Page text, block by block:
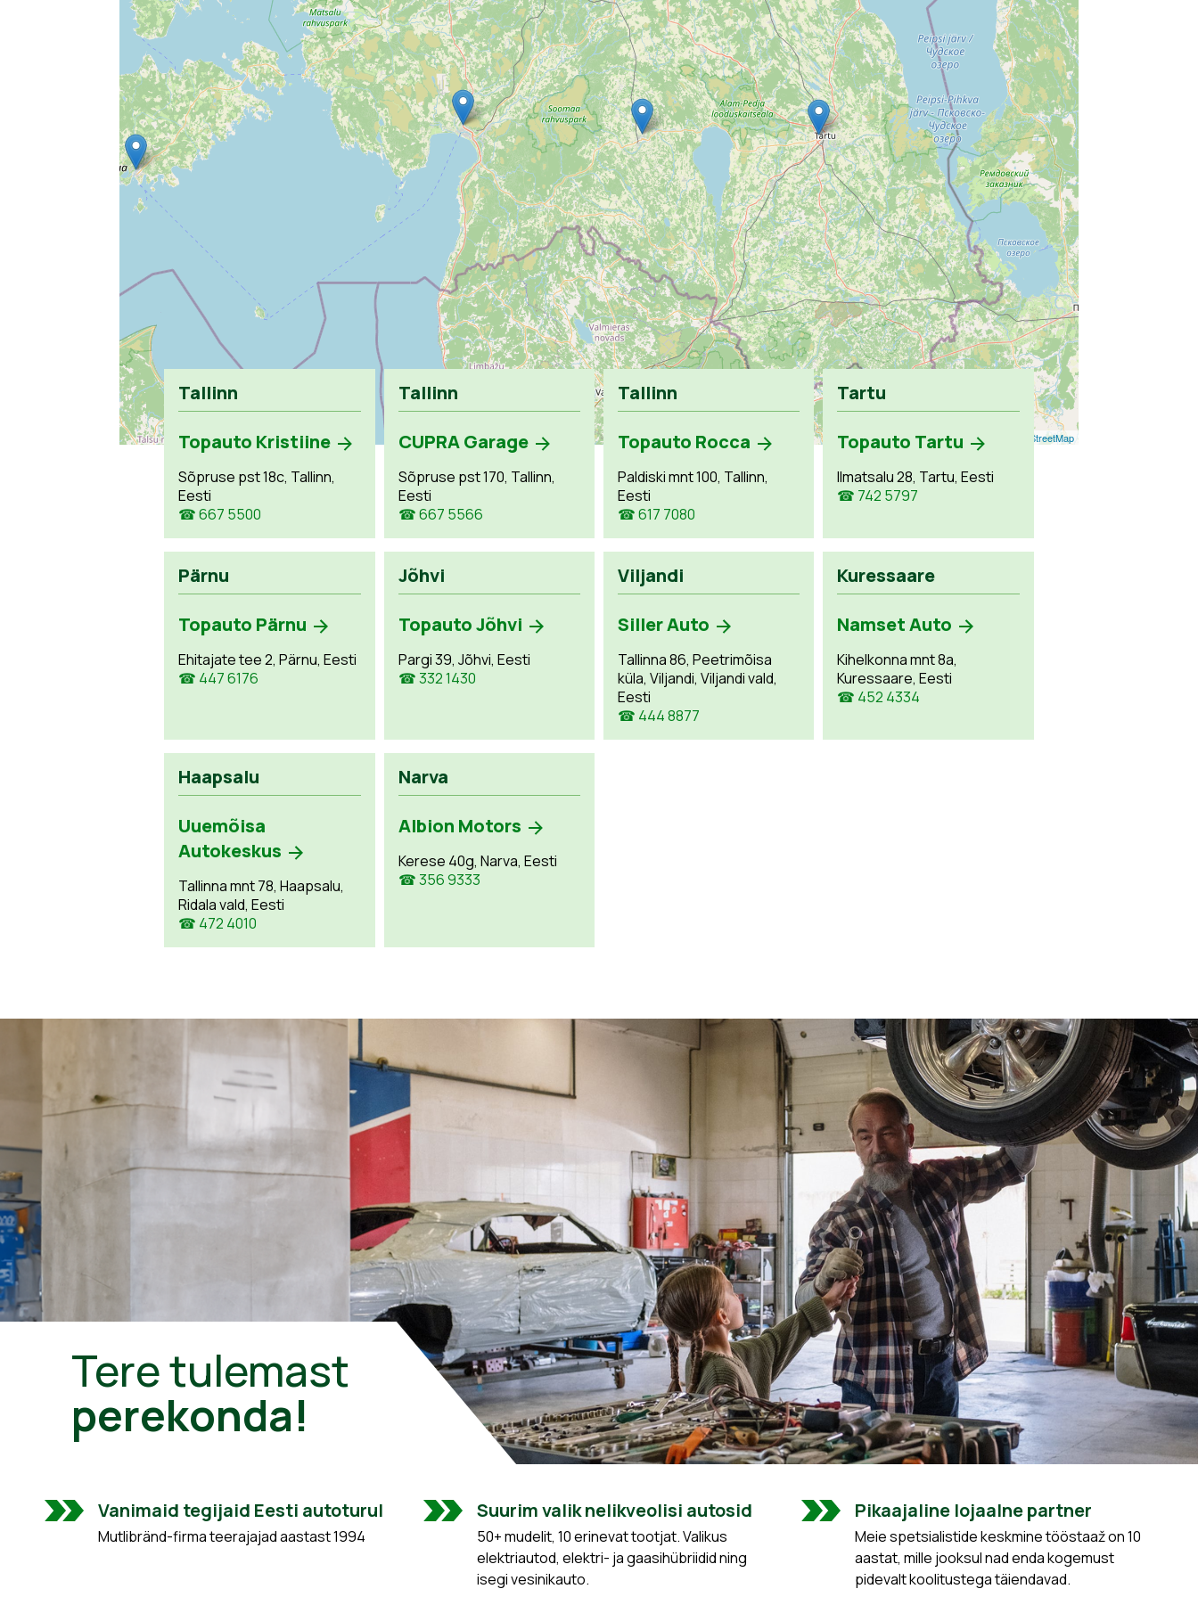
Leaflet OpenStreetMap
Tallinn
Topauto Kristiine
Sõpruse pst 18c, Tallinn,
Eesti
☎ 667 5500
Tallinn
CUPRA Garage
Sõpruse pst 170, Tallinn,
Eesti
☎ 667 5566
Tallinn
Topauto Rocca
Paldiski mnt 100, Tallinn,
Eesti
☎ 617 7080
Tartu
Topauto Tartu
Ilmatsalu 28, Tartu, Eesti
☎ 742 5797
Pärnu
Topauto Pärnu
Ehitajate tee 2, Pärnu, Eesti
☎ 447 6176
Jõhvi
Topauto Jõhvi
Pargi 39, Jõhvi, Eesti
☎ 332 1430
Viljandi
Siller Auto
Tallinna 86, Peetrimõisa
küla, Viljandi, Viljandi vald,
Eesti
☎ 444 8877
Kuressaare
Namset Auto
Kihelkonna mnt 8a,
Kuressaare, Eesti
☎ 452 4334
Haapsalu
Uuemõisa
Autokeskus
Tallinna mnt 78, Haapsalu,
Ridala vald, Eesti
☎ 472 4010
Narva
Albion Motors
Kerese 40g, Narva, Eesti
☎ 356 9333
Tere tulemast
perekonda!
Vanimaid tegijaid Eesti autoturul
Mutlibränd-firma teerajajad aastast 1994
Suurim valik nelikveolisi autosid
50+ mudelit, 10 erinevat tootjat. Valikus
elektriautod, elektri- ja gaasihübriidid ning
isegi vesinikauto.
Pikaajaline lojaalne partner
Meie spetsialistide keskmine tööstaaž on 10
aastat, mille jooksul nad enda kogemust
pidevalt koolitustega täiendavad.